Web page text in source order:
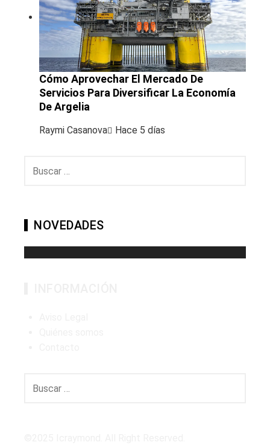
Cómo Aprovechar El Mercado De
Servicios Para Diversificar La Economía
De Argelia
Raymi Casanova Hace 5 días
NOVEDADES